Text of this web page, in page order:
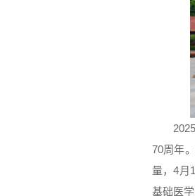
70周年
量，4月
基础医